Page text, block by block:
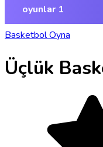
Basketbol Oyna
Üçlük